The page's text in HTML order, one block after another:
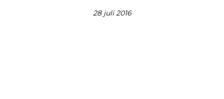
28 juli 2016